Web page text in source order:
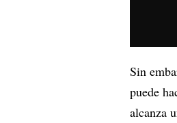
Sin
puede
alcanza